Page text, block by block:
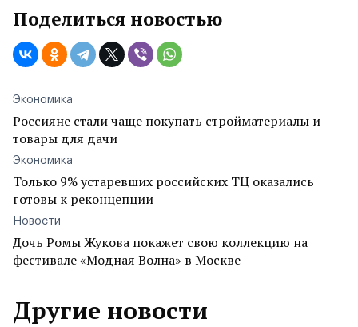
Поделиться новостью
Экономика
Россияне стали чаще покупать стройматериалы и
товары для дачи
Экономика
Только 9% устаревших российских ТЦ оказались
готовы к реконцепции
Новости
Дочь Ромы Жукова покажет свою коллекцию на
фестивале «Модная Волна» в Москве
Другие новости